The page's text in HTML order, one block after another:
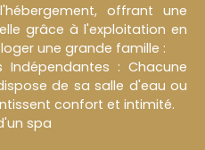
offrant une
grâce à l'exploitation en
une grande famille :
Indépendantes : Chacune
de sa salle d'eau ou
confort et intimité.
spa